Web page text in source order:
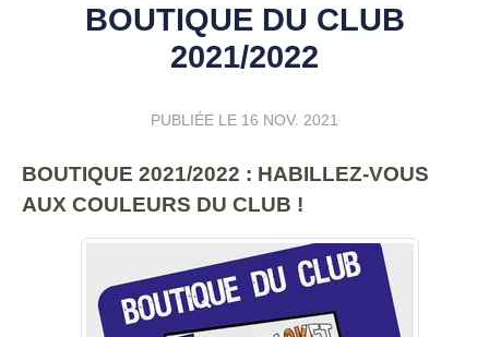
BOUTIQUE DU CLUB
2021/2022
PUBLIÉE LE 16 NOV. 2021
BOUTIQUE 2021/2022 : HABILLEZ-VOUS
AUX COULEURS DU CLUB !